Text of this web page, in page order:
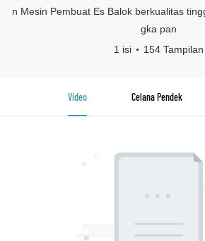
n Mesin Pembuat Es Balok berkualitas
gka pan
1 isi
154 Tampilan
Video Celana Pendek